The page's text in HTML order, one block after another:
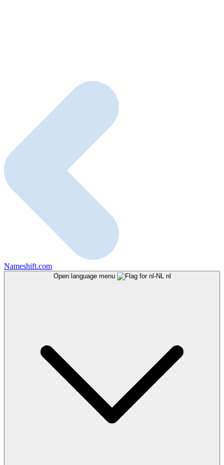
Nameshift.com
Open language menu nl